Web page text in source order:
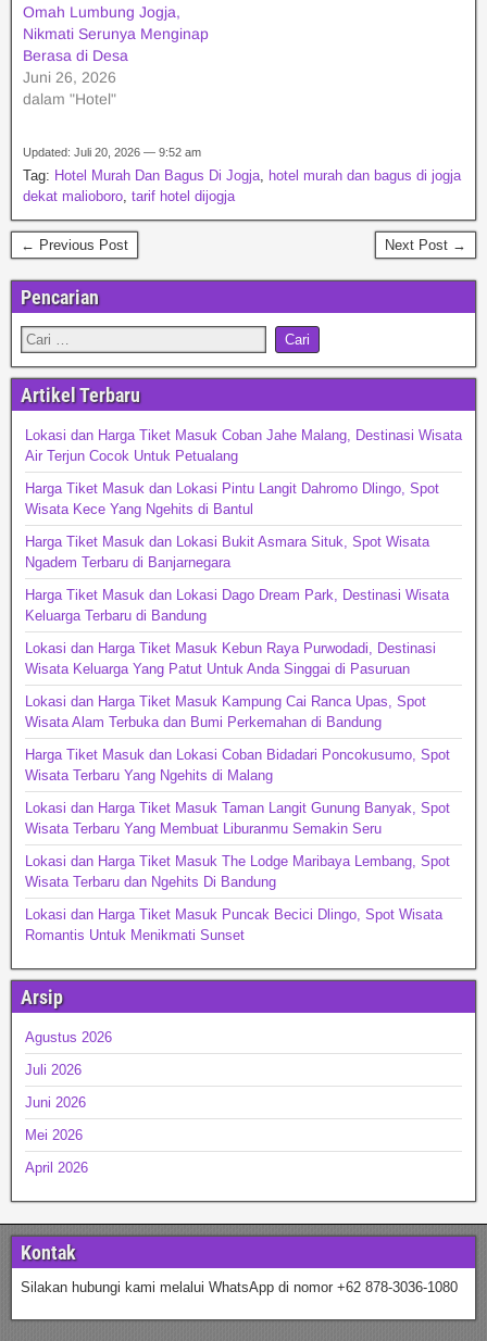
Omah Lumbung Jogja,
Nikmati Serunya Menginap
Berasa di Desa
Juni 26, 2026
dalam "Hotel"
Updated: Juli 20, 2026 — 9:52 am
Tag: Hotel Murah Dan Bagus Di Jogja, hotel murah dan bagus di jogja
dekat malioboro, tarif hotel dijogja
← Previous Post Next Post →
Pencarian
Artikel Terbaru
Lokasi dan Harga Tiket Masuk Coban Jahe Malang, Destinasi Wisata
Air Terjun Cocok Untuk Petualang
Harga Tiket Masuk dan Lokasi Pintu Langit Dahromo Dlingo, Spot
Wisata Kece Yang Ngehits di Bantul
Harga Tiket Masuk dan Lokasi Bukit Asmara Situk, Spot Wisata
Ngadem Terbaru di Banjarnegara
Harga Tiket Masuk dan Lokasi Dago Dream Park, Destinasi Wisata
Keluarga Terbaru di Bandung
Lokasi dan Harga Tiket Masuk Kebun Raya Purwodadi, Destinasi
Wisata Keluarga Yang Patut Untuk Anda Singgai di Pasuruan
Lokasi dan Harga Tiket Masuk Kampung Cai Ranca Upas, Spot
Wisata Alam Terbuka dan Bumi Perkemahan di Bandung
Harga Tiket Masuk dan Lokasi Coban Bidadari Poncokusumo, Spot
Wisata Terbaru Yang Ngehits di Malang
Lokasi dan Harga Tiket Masuk Taman Langit Gunung Banyak, Spot
Wisata Terbaru Yang Membuat Liburanmu Semakin Seru
Lokasi dan Harga Tiket Masuk The Lodge Maribaya Lembang, Spot
Wisata Terbaru dan Ngehits Di Bandung
Lokasi dan Harga Tiket Masuk Puncak Becici Dlingo, Spot Wisata
Romantis Untuk Menikmati Sunset
Arsip
Agustus 2026
Juli 2026
Juni 2026
Mei 2026
April 2026
Kontak
Silakan hubungi kami melalui WhatsApp di nomor +62 878-3036-1080